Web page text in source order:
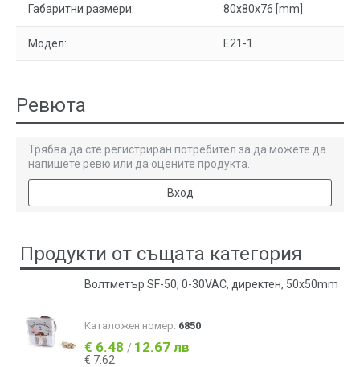
Габаритни размери: 80x80x76 [mm]
Модел: E21-1
Ревюта
Трябва да сте регистриран потребител за да можете да
напишете ревю или да оцените продукта.
Вход
Продукти от същата категория
Волтметър SF-50, 0-30VAC, директен, 50x50mm
Каталожен номер: 6850
€ 6.48 / 12.67 лв
€ 7.62